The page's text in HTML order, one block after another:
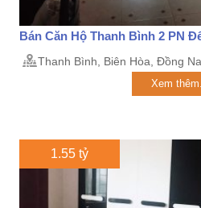
Bán Căn Hộ Thanh Bình 2 PN
Thanh Bình, Biên Hòa, Đồng
Xem
1.55 tỷ